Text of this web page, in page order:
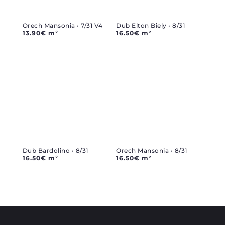
Orech Mansonia • 7/31 V4
13.90€ m²
Dub Elton Biely • 8/31
16.50€ m²
Dub Bardolino • 8/31
16.50€ m²
Orech Mansonia • 8/31
16.50€ m²